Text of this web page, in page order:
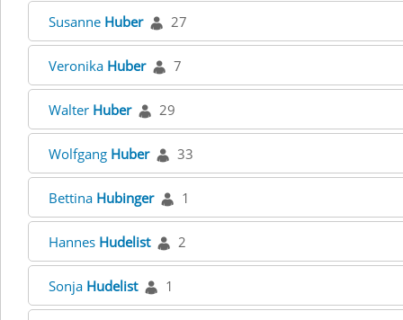
Susanne Huber 27
Veronika Huber 7
Walter Huber 29
Wolfgang Huber 33
Bettina Hubinger 1
Hannes Hudelist 2
Sonja Hudelist 1